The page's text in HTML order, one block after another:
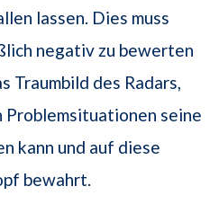
lassen. Dies muss
negativ zu bewerten
Traumbild des Radars,
seine
kann und auf diese
bewahrt.